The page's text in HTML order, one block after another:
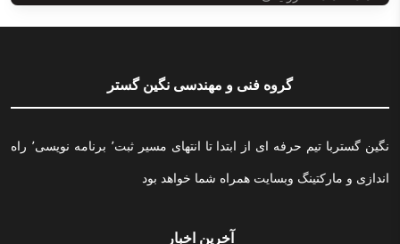
گروه فنی و مهندسی نگین گستر
نگین گستربا تیم حرفه ای از ابتدا تا انتهای مسیر ثبت٬ برنامه نویسی٬ راه
اندازی و مارکتینگ وبسایت همراه شما خواهد بود
آخرین اخبار